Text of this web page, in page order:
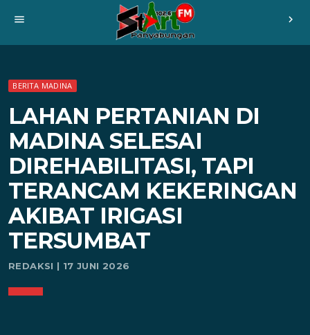
menu chevron_right
BERITA MADINA
LAHAN PERTANIAN DI
MADINA SELESAI
DIREHABILITASI, TAPI
TERANCAM KEKERINGAN
AKIBAT IRIGASI
TERSUMBAT
REDAKSI | 17 JUNI 2026